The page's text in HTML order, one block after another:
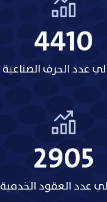
5209
عدد الحرف الصناعية
3485
عدد العقود الخدمية